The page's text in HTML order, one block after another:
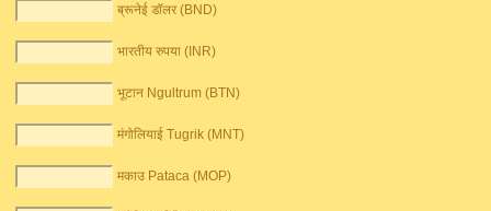
ब्रूनेई डॉलर (BND)
भारतीय रुपया (INR)
भूटान Ngultrum (BTN)
मंगोलियाई Tugrik (MNT)
मकाउ Pataca (MOP)